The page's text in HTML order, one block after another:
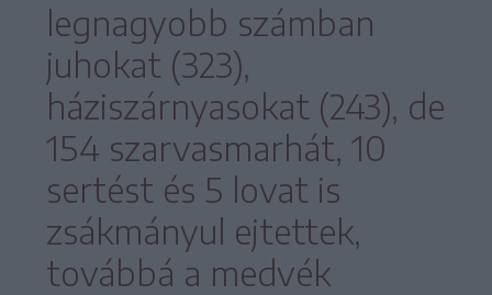
legnagyobb számban
juhokat (323),
háziszárnyasokat (243), de
154 szarvasmarhát, 10
sertést és 5 lovat is
zsákmányul ejtettek,
továbbá a medvék